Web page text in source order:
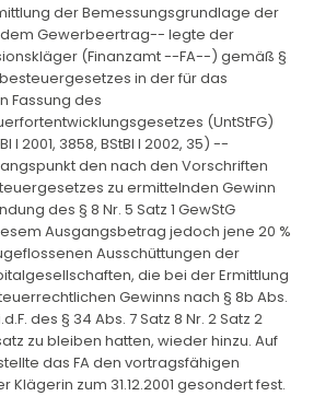
der Bemessungsgrundlage der
Gewerbeertrag-- legte der
(Finanzamt --FA--) gemäß §
in der für das
Fassung des
(UntStFG)
I 2001, 3858, BStBl I 2002, 35) --
den nach den Vorschriften
zu ermittelnden Gewinn
des § 8 Nr. 5 Satz 1 GewStG
Ausgangsbetrag jedoch jene 20 %
Ausschüttungen der
die bei der Ermittlung
Gewinns nach § 8b Abs.
des § 34 Abs. 7 Satz 8 Nr. 2 Satz 2
zu bleiben hatten, wieder hinzu. Auf
das FA den vortragsfähigen
Klägerin zum 31.12.2001 gesondert fest.